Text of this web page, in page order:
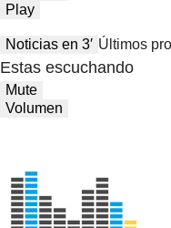
Play
Noticias en 3′ Últimos
Estas escuchando
Mute
Volumen